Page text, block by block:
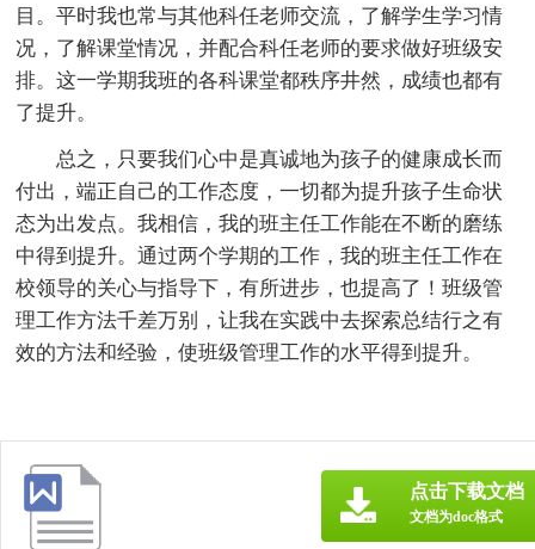
目。平时我也常与其他科任老师交流，了解学生学习情
况，了解课堂情况，并配合科任老师的要求做好班级安
排。这一学期我班的各科课堂都秩序井然，成绩也都有
了提升。
总之，只要我们心中是真诚地为孩子的健康成长而
付出，端正自己的工作态度，一切都为提升孩子生命状
态为出发点。我相信，我的班主任工作能在不断的磨练
中得到提升。通过两个学期的工作，我的班主任工作在
校领导的关心与指导下，有所进步，也提高了！班级管
理工作方法千差万别，让我在实践中去探索总结行之有
效的方法和经验，使班级管理工作的水平得到提升。
点击下载文档
文档为doc格式